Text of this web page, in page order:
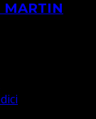
MARTIN